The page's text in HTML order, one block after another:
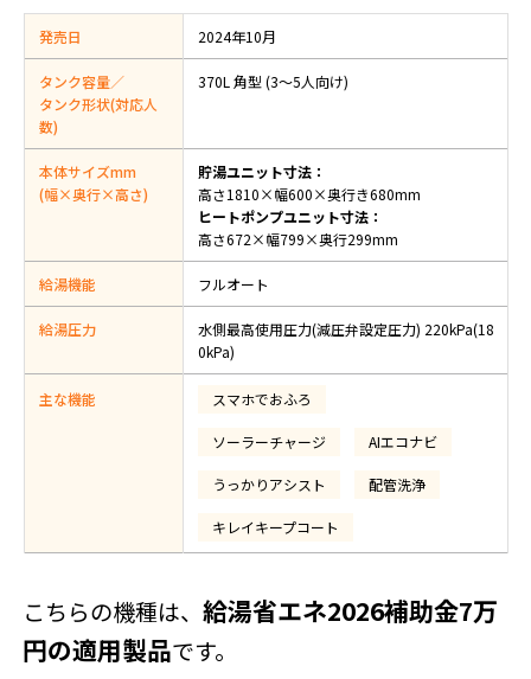
発売日 2024年10月
タンク容量／
タンク形状(対応人
数)
370L 角型 (3〜5人向け)
本体サイズmm
(幅×奥行×高さ)
貯湯ユニット寸法：
高さ1810×幅600×奥行き680mm
ヒートポンプユニット寸法：
高さ672×幅799×奥行299mm
給湯機能 フルオート
給湯圧力
水側最高使用圧力(減圧弁設定圧力) 220kPa(18
0kPa)
主な機能 スマホでおふろ
ソーラーチャージ AIエコナビ
うっかりアシスト 配管洗浄
キレイキープコート
こちらの機種は、給湯省エネ2026補助金7万
円の適用製品です。